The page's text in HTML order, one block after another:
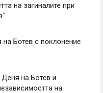
на загиналите при
Ботев с поклонение
на Ботев и
на